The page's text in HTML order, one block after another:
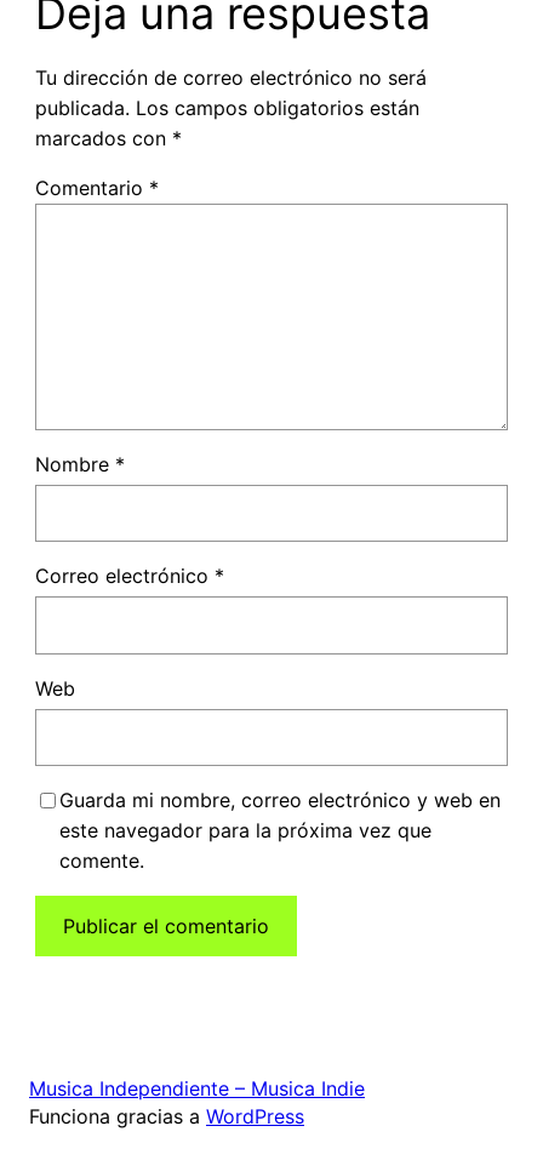
Deja una respuesta
Tu dirección de correo electrónico no será
publicada. Los campos obligatorios están
marcados con *
Comentario *
Nombre *
Correo electrónico *
Web
Guarda mi nombre, correo electrónico y web en
este navegador para la próxima vez que
comente.
Musica Independiente – Musica Indie
Funciona gracias a WordPress